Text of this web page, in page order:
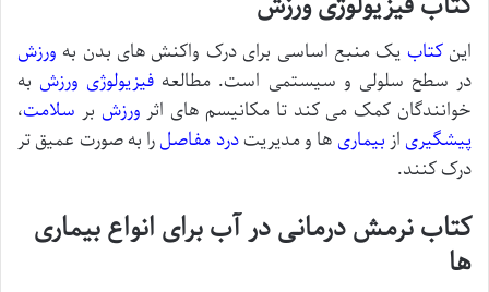
اینکتاب یک منبع اساسی برای درک واکنش های بدن به ورزش
در سطح سلولی و سیستمی است. مطالعه فیزیولوژی ورزش به
خوانندگان کمک می کند تا مکانیسم های اثر ورزش بر سلامت،
پیشگیری از بیماری ها و مدیریتدرد مفاصلرا به صورت عمیق تر
درک کنند.
کتاب نرمش درمانی در آب برای انواع بیماری
ها